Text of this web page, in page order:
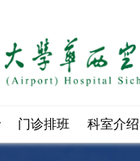
门诊排班 科室介绍